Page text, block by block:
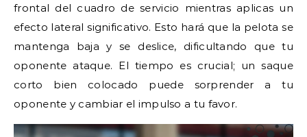
frontal del cuadro de servicio mientras aplicas un
efecto lateral significativo. Esto hará que la pelota se
mantenga baja y se deslice, dificultando que tu
oponente ataque. El tiempo es crucial; un saque
corto bien colocado puede sorprender a tu
oponente y cambiar el impulso a tu favor.